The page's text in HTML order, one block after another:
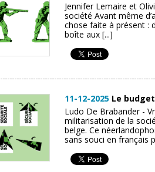
Jennifer Lemaire et
société Avant même
chose faite à présent :
boîte aux [...]
11-12-2025 Le
Ludo De Brabander -
militarisation de la
belge. Ce
sans souci en français